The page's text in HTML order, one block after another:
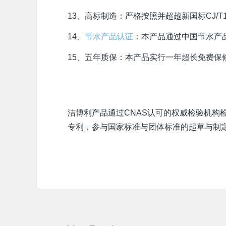
13、高标制造：严格按照并超越新国标CJ/
14、 节水产品认证 ：本产品通过中国节水产
15、五年质保：本产品实行一年超长免费保
洁博利产品通过CNAS认可的权威检验机构
专利，参与国家标准与团体标准的起草与制